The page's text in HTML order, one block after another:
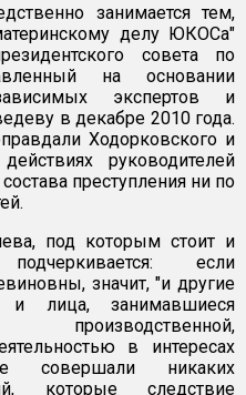
занимается тем,
делу ЮКОСа"
совета по
на основании
экспертов и
в декабре 2010 года.
Ходорковского и
руководителей
преступления ни по
под которым стоит и
если
значит, "и другие
лица, занимавшиеся
производственной,
в интересах
совершали никаких
которые следствие